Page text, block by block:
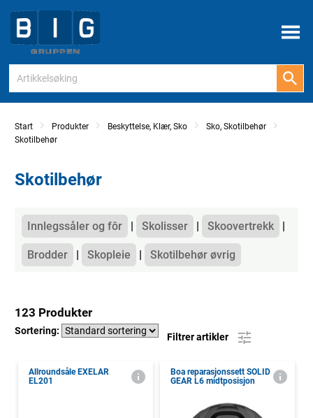
Meny
Start Produkter Beskyttelse, Klær, Sko
Sko, Skotilbehør
Skotilbehør
Skotilbehør
Kategorier
Innlegssåler og fôr Skolisser Skoovertrekk
Brodder Skopleie Skotilbehør øvrig
123 Produkter
Sortering:
Filtrer artikler
Allroundsåle EXELAR
EL201
Boa reparasjonssett SOLID
GEAR L6 midtposisjon